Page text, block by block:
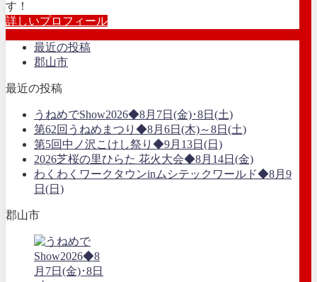
す！
詳しいプロフィール
最近の投稿
郡山市
最近の投稿
うねめでShow2026◆8月7日(金)･8日(土)
第62回うねめまつり◆8月6日(木)～8日(土)
第5回中ノ沢こけし祭り◆9月13日(日)
2026芝桜の里ひらた 花火大会◆8月14日(金)
わくわくワークタウンinムシテックワールド◆8月9
日(日)
郡山市